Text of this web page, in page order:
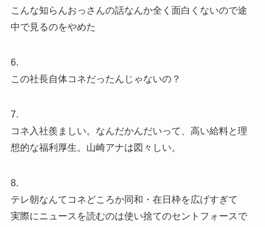
こんな知らんおっさんの話なんか全く面白くないので途
中で見るのをやめた
6.
この社長自体コネだったんじゃないの？
7.
コネ入社羨ましい。なんだかんだいって、高い給料と理
想的な福利厚生。山崎アナは図々しい。
8.
テレ朝なんてコネどころか同和・在日枠を広げすぎて
実際にニュースを読むのは使い捨てのセントフォースで